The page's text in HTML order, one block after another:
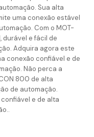
Sua alta
uma conexão estável
Com o MOT-
durável e fácil de
Adquira agora este
conexão confiável e de
Não perca a
800 de alta
de automação.
e de alta